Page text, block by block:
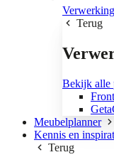
Terug
Bekijk alle
Meubelplanner
Kennis en
Terug